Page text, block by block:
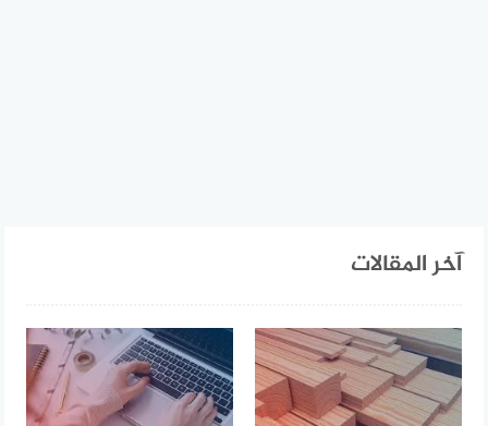
آخر المقالات